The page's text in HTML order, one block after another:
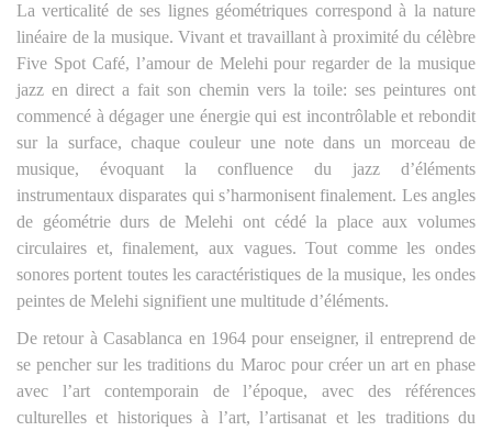
La verticalité de ses lignes géométriques correspond à la nature
linéaire de la musique. Vivant et travaillant à proximité du célèbre
Five Spot Café, l’amour de Melehi pour regarder de la musique
jazz en direct a fait son chemin vers la toile: ses peintures ont
commencé à dégager une énergie qui est incontrôlable et rebondit
sur la surface, chaque couleur une note dans un morceau de
musique, évoquant la confluence du jazz d’éléments
instrumentaux disparates qui s’harmonisent finalement. Les angles
de géométrie durs de Melehi ont cédé la place aux volumes
circulaires et, finalement, aux vagues. Tout comme les ondes
sonores portent toutes les caractéristiques de la musique, les ondes
peintes de Melehi signifient une multitude d’éléments.
De retour à Casablanca en 1964 pour enseigner, il entreprend de
se pencher sur les traditions du Maroc pour créer un art en phase
avec l’art contemporain de l’époque, avec des références
culturelles et historiques à l’art, l’artisanat et les traditions du